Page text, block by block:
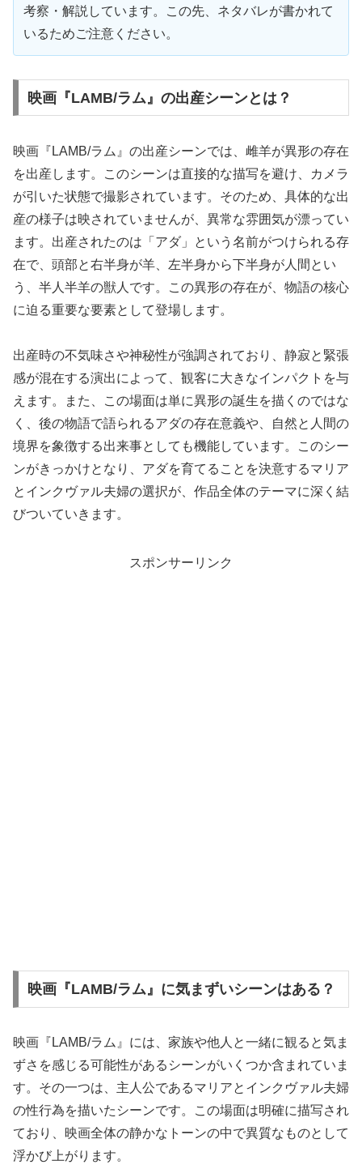
考察・解説しています。この先、ネタバレが書かれて
いるためご注意ください。
映画『LAMB/ラム』の出産シーンとは？
映画『LAMB/ラム』の出産シーンでは、雌羊が異形の存在
を出産します。このシーンは直接的な描写を避け、カメラ
が引いた状態で撮影されています。そのため、具体的な出
産の様子は映されていませんが、異常な雰囲気が漂ってい
ます。出産されたのは「アダ」という名前がつけられる存
在で、頭部と右半身が羊、左半身から下半身が人間とい
う、半人半羊の獣人です。この異形の存在が、物語の核心
に迫る重要な要素として登場します。
出産時の不気味さや神秘性が強調されており、静寂と緊張
感が混在する演出によって、観客に大きなインパクトを与
えます。また、この場面は単に異形の誕生を描くのではな
く、後の物語で語られるアダの存在意義や、自然と人間の
境界を象徴する出来事としても機能しています。このシー
ンがきっかけとなり、アダを育てることを決意するマリア
とインクヴァル夫婦の選択が、作品全体のテーマに深く結
びついていきます。
スポンサーリンク
映画『LAMB/ラム』に気まずいシーンはある？
映画『LAMB/ラム』には、家族や他人と一緒に観ると気ま
ずさを感じる可能性があるシーンがいくつか含まれていま
す。その一つは、主人公であるマリアとインクヴァル夫婦
の性行為を描いたシーンです。この場面は明確に描写され
ており、映画全体の静かなトーンの中で異質なものとして
浮かび上がります。